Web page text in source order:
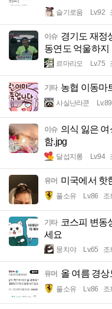
슬기로움 Lv.92
이슈 경기도 재정
동연도 억울하지
르마리오 Lv.75
기타 농협 이동마
사실난라쿤 Lv.89
이슈 의식 잃은
함.jpg
달섭지롱 Lv.94
유머 미국에서 핫
풀소유 Lv.86 조
기타 코스피 변동
세요
뭉치야 Lv.65 조
유머 올 여름 경
풀소유 Lv.86 조